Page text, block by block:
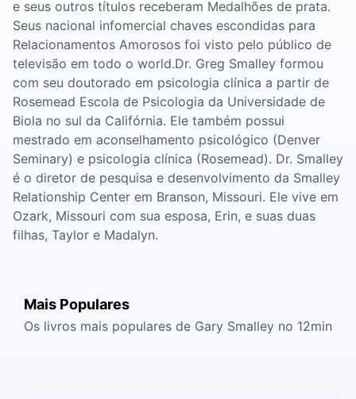
e seus outros títulos receberam Medalhões de prata.
Seus nacional infomercial chaves escondidas para
Relacionamentos Amorosos foi visto pelo público de
televisão em todo o world.Dr. Greg Smalley formou
com seu doutorado em psicologia clínica a partir de
Rosemead Escola de Psicologia da Universidade de
Biola no sul da Califórnia. Ele também possui
mestrado em aconselhamento psicológico (Denver
Seminary) e psicologia clínica (Rosemead). Dr. Smalley
é o diretor de pesquisa e desenvolvimento da Smalley
Relationship Center em Branson, Missouri. Ele vive em
Ozark, Missouri com sua esposa, Erin, e suas duas
filhas, Taylor e Madalyn.
Mais Populares
Os livros mais populares de Gary Smalley no 12min